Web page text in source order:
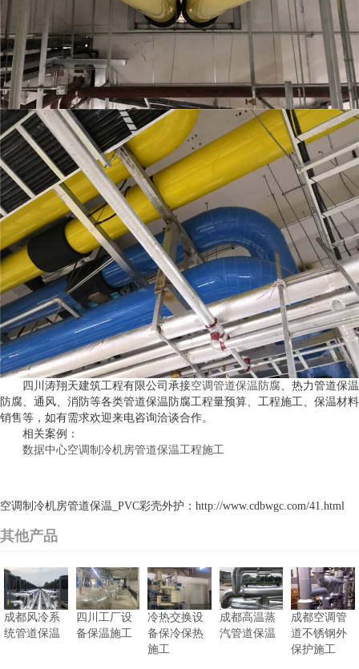
四川涛翔天建筑工程有限公司承接空调管道保温防腐 、热力管道保温
防腐、通风、消防等各类管道保温防腐工程量预算、工程施工、保温材料
销售等，如有需求欢迎来电咨询洽谈合作。
相关案例：
数据中心空调制冷机房管道保温工程施工
空调制冷机房管道保温_PVC彩壳外护：http://www.cdbwgc.com/41.html
其他产品
成都风冷系
统管道保温
四川工厂设
备保温施工
冷热交换设
备保冷保热
施工
成都高温蒸
汽管道保温
成都空调管
道不锈钢外
保护施工